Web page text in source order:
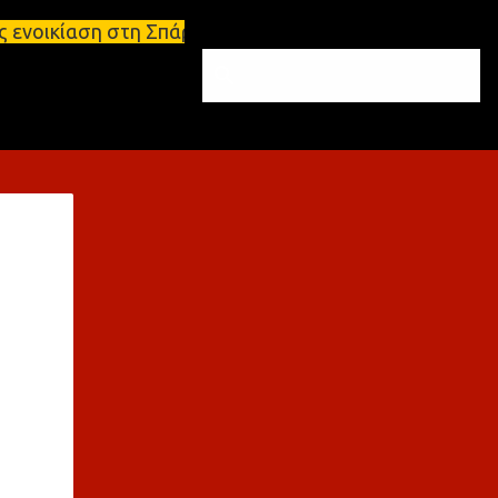
στη Σπάρτη Ενοικιάσεις διαμερισμάτων